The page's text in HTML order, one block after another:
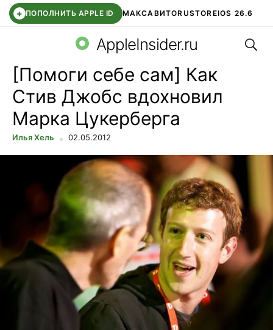
+ ПОПОЛНИТЬ APPLE ID МАКСАВИТОRUSTOREIOS 26.6
СБЕР КИДС ВТБ ОНЛАЙН ЧАТ В ROBLOX
AppleInsider.ru
[Помоги себе сам] Как
Стив Джобс вдохновил
Марка Цукерберга
Илья Хель 02.05.2012